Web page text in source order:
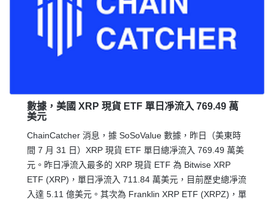
數據，美國 XRP 現貨 ETF 單日凈流入 769.49 萬
美元
ChainCatcher 消息，據 SoSoValue 數據，昨日（美東時
間 7 月 31 日）XRP 現貨 ETF 單日總凈流入 769.49 萬美
元。昨日凈流入最多的 XRP 現貨 ETF 為 Bitwise XRP
ETF (XRP)，單日凈流入 711.84 萬美元，目前歷史總凈流
入達 5.11 億美元。其次為 Franklin XRP ETF (XRPZ)，單